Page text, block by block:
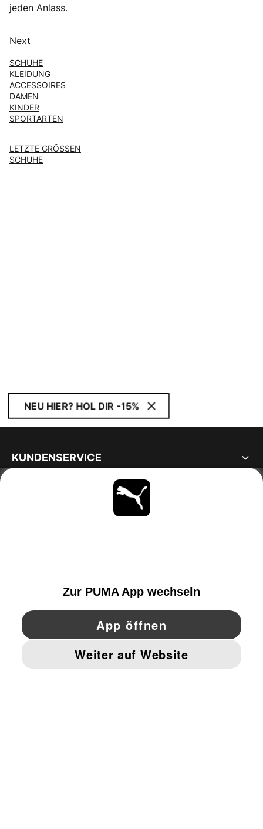
jeden Anlass.
Next
SCHUHE
KLEIDUNG
ACCESSOIRES
DAMEN
KINDER
SPORTARTEN
LETZTE GRÖSSEN
SCHUHE
NEU HIER? HOL DIR -15%
KUNDENSERVICE
BLEIBE IMMER AUF DEM LAUFENDEN
YouTube Pinterest
IMPRESSUM UND RECHTLICHE HINWEISE